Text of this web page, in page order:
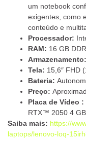
um notebook
exigentes, como
conteúdo e
Processador:
RAM: 16 GB
Armazenamento:
Tela: 15,6″ FHD
Bateria:
Preço:
Placa de Vídeo :
RTX™ 2050 4
Saiba mais: https://
laptops/lenovo-loq-